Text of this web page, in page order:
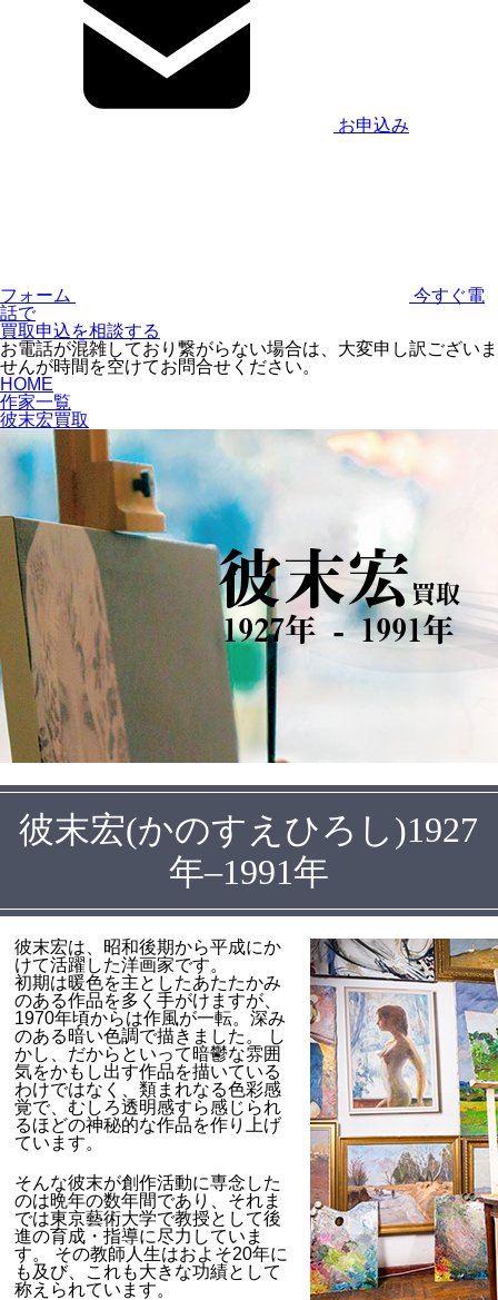
お申込み
フォーム
今すぐ電
話で
買取申込を相談する
お電話が混雑しており繋がらない場合は、大変申し訳ございま
せんが時間を空けてお問合せください。
HOME
作家一覧
彼末宏買取
彼末宏買取
1927年 - 1991年
彼末宏(かのすえひろし)1927
年–1991年
彼末宏は、昭和後期から平成にか
けて活躍した洋画家です。
初期は暖色を主としたあたたかみ
のある作品を多く手がけますが、
1970年頃からは作風が一転。深み
のある暗い色調で描きました。 し
かし、だからといって暗鬱な雰囲
気をかもし出す作品を描いている
わけではなく、類まれなる色彩感
覚で、むしろ透明感すら感じられ
るほどの神秘的な作品を作り上げ
ています。
そんな彼末が創作活動に専念した
のは晩年の数年間であり、それま
では東京藝術大学で教授として後
進の育成・指導に尽力していま
す。 その教師人生はおよそ20年に
も及び、これも大きな功績として
称えられています。